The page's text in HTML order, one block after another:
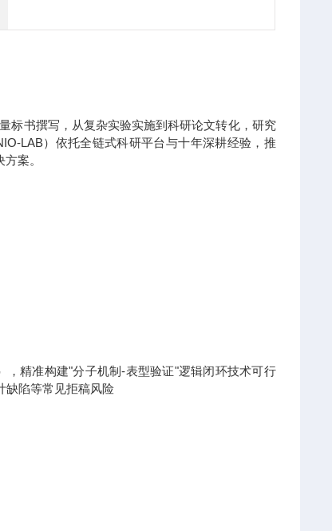
标书撰写，从复杂实验实施到科研论文转化，研究
LAB）依托全链式科研平台与十年深耕经验，推
案。
，精准构建"分子机制-表型验证"逻辑闭环技术可行
缺陷等常见拒稿风险